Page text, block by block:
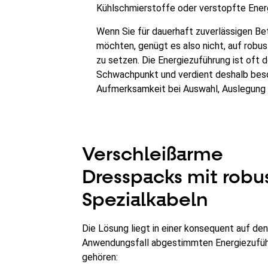
Kühlschmierstoffe oder verstopfte
Wenn Sie für dauerhaft zuverlässigen
möchten, genügt es also nicht, auf
zu setzen. Die Energiezuführung ist oft
Schwachpunkt und verdient deshalb
Aufmerksamkeit bei Auswahl,
Verschleißarme
Dresspacks mit
Spezialkabeln
Die Lösung liegt in einer konsequent auf den
Anwendungsfall abgestimmten
gehören: